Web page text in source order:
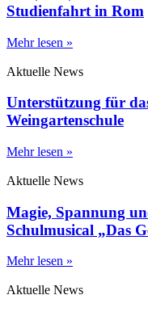
Studienfahrt in Rom
Mehr lesen »
Aktuelle News
Unterstützung für
Weingartenschule
Mehr lesen »
Aktuelle News
Magie, Spannung
Schulmusical „Das
Mehr lesen »
Aktuelle News